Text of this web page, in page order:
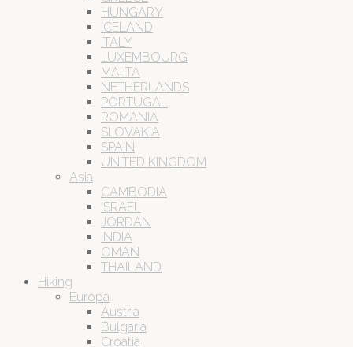
HUNGARY
ICELAND
ITALY
LUXEMBOURG
MALTA
NETHERLANDS
PORTUGAL
ROMANIA
SLOVAKIA
SPAIN
UNITED KINGDOM
Asia
CAMBODIA
ISRAEL
JORDAN
INDIA
OMAN
THAILAND
Hiking
Europa
Austria
Bulgaria
Croatia